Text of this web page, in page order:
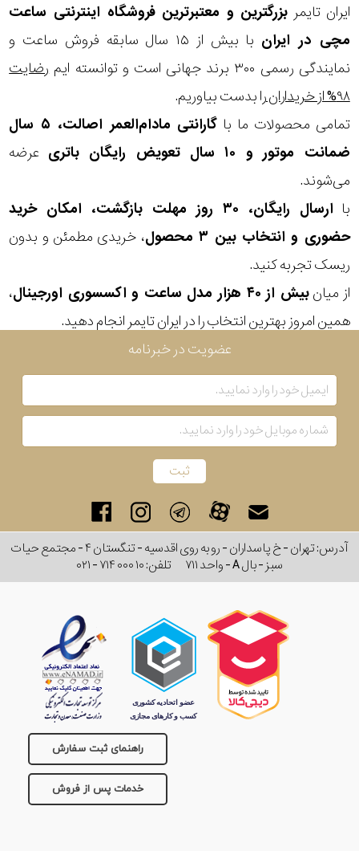
ایران تایمر بزرگترین و معتبرترین فروشگاه اینترنتی ساعت
مچی در ایران
با بیش از ۱۵ سال سابقه فروش ساعت و
نمایندگی رسمی ۳۰۰ برند جهانی است و توانسته ایم
رضایت
۹۸% از خریداران
را بدست بیاوریم.
تمامی محصولات ما با
گارانتی مادام‌العمر اصالت، ۵ سال
ضمانت موتور و ۱۰ سال تعویض رایگان باتری
عرضه
می‌شوند.
با
ارسال رایگان، ۳۰ روز مهلت بازگشت، امکان خرید
حضوری و انتخاب بین ۳ محصول
، خریدی مطمئن و بدون
ریسک تجربه کنید.
از میانبیش از ۴۰ هزار مدل ساعت و اکسسوری اورجینال
،
همین امروز بهترین انتخاب را در ایران تایمر انجام دهید.
مقاوم
در
برابر
شکل
قاب
ویژگی
رنگ
بکار
رفته
جنس
عضویت در خبرنامه
آدرس: تهران - خ پاسداران - رو به روی اقدسیه - تنگستان ۴ - مجتمع حیات
سبز - بال A - واحد ۷۱۱
تلفن:۰۲۱ - ۷۱۴ ۰۰۰ ۱۰
راهنمای ثبت سفارش
خدمات پس از فروش